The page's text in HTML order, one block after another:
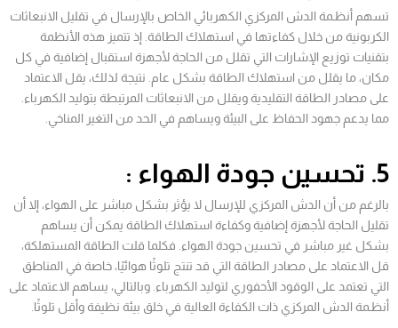
تسهم أنظـمة الدش المركزي الكهربائي الخاص بالإرسال في تقليل الانبعاثات
الكربونية من خلال كفاءتها في استهلاك الطاقة. إذ تتميز هذه الأنظمة
بتقنيات توزيع الإشارات التي تقلل من الحاجة لأجهزة استقبال إضافية في كل
مكان، ما يقلل من استهلاك الطاقة بشكل عام. نتيجة لذلك، يقل الاعتماد
على مصادر الطاقة التقليدية ويقلل من الانبعاثات المرتبطة بتوليد الكهرباء.
مما يدعم جهود الحفاظ على البيئة ويساهم في الحد من التغير المناخي.
5. تحسين جودة الهواء :
بالرغم من أن الدش المركزي للإرسال لا يؤثر بشكل مباشر على الهواء، إلا أن
تقليل الحاجة لأجهزة إضافية وكفاءة استهلاك الطاقة يمكن أن يساهم
بشكل غير مباشر في تحسين جودة الهواء. فكلما قلت الطاقة المستهلكة،
قل الاعتماد على مصادر الطاقة التي قد تنتج تلوثًا هوائيًا، خاصة في المناطق
التي تعتمد على الوقود الأحفوري لتوليد الكهرباء. وبالتالي، يساهم الاعتماد على
أنظـمة الدش المركزي ذات الكفاءة العالية في خلق بيئة نظيفة وأقل تلوثًا.